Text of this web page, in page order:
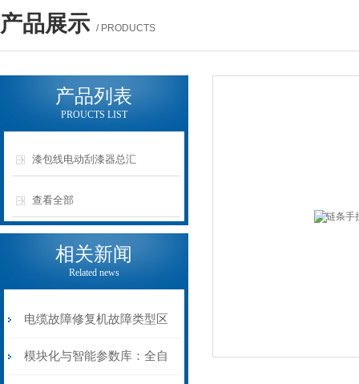
产品展示 / PRODUCTS
产品列表
PROUCTS LIST
漆包线电动刮漆器总汇
查看全部
相关新闻
Related news
电缆故障修复机故障类型区
分指南：从“绝缘电
模块化与智能参数库：全自